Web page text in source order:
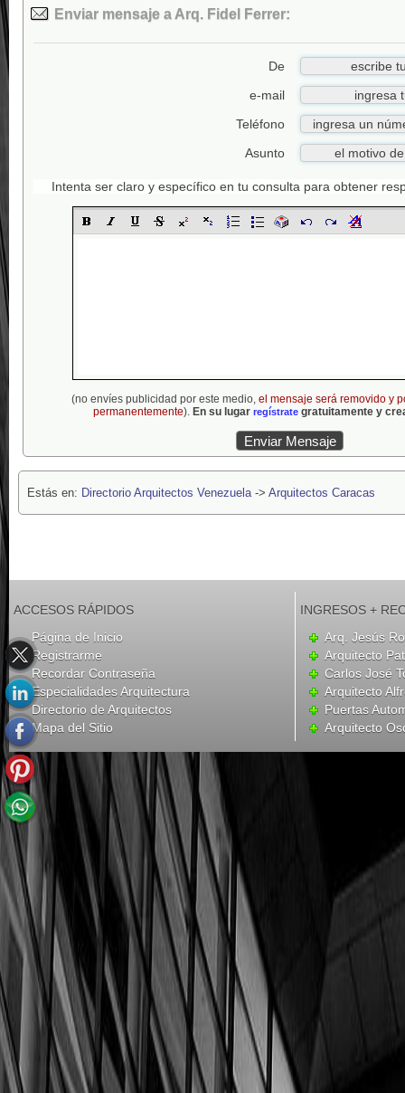
Enviar mensaje a Arq. Fidel Ferrer:
De
e-mail
Teléfono
Asunto
Intenta ser claro y específico en tu consulta para obtener
(no envíes publicidad por este medio, el mensaje será removido y
permanentemente). En su lugar regístrategratuitamente y
Estás en: Directorio Arquitectos Venezuela-> Arquitectos Caracas
ACCESOS RÁPIDOS
Página de Inicio
Registrarme
Recordar Contraseña
Especialidades Arquitectura
Directorio de Arquitectos
Mapa del Sitio
INGRESOS +
Arq. Jesús
Arquitecto
Carlos José
Arquitecto
Puertas
Arquitecto